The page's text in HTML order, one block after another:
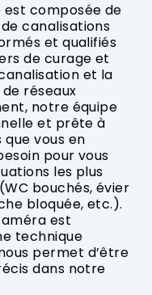
composée de
canalisations
et qualifiés
de curage et
et la
réseaux
notre équipe
et prête à
vous en
pour vous
les plus
bouchés, évier
bloquée, etc.).
est
technique
permet d’être
dans notre